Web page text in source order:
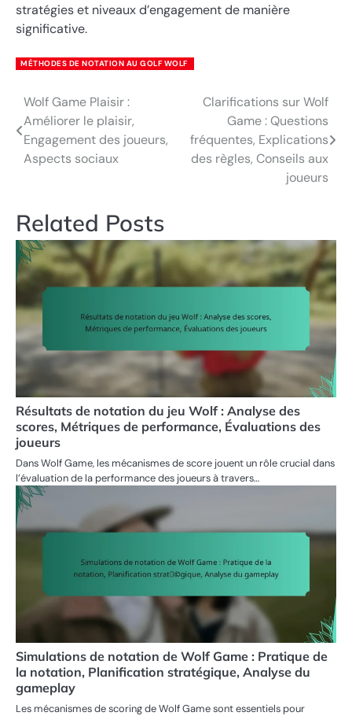
stratégies et niveaux d’engagement de manière
significative.
MÉTHODES DE NOTATION AU GOLF WOLF
Post
navigation
Wolf Game Plaisir :
Améliorer le plaisir,
Engagement des joueurs,
Aspects sociaux
Clarifications sur Wolf
Game : Questions
fréquentes, Explications
des règles, Conseils aux
joueurs
Related Posts
Résultats de notation du jeu Wolf : Analyse des
scores, Métriques de performance, Évaluations des
joueurs
Dans Wolf Game, les mécanismes de score jouent un rôle crucial dans
l’évaluation de la performance des joueurs à travers…
Simulations de notation de Wolf Game : Pratique de
la notation, Planification stratégique, Analyse du
gameplay
Les mécanismes de scoring de Wolf Game sont essentiels pour